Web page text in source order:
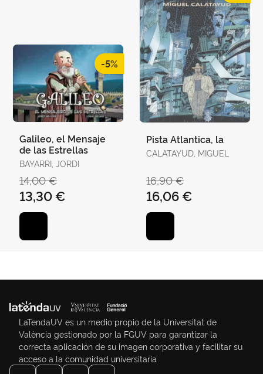
-5%
Galileo, el Mensaje
de las Estrellas
BAYARRI, JORDI
14,00 €
13,30 €
Pista Atlantica, la
CALATAYUD, MIGUEL
16,90 €
16,06 €
LaTendaUV es un medio propio de la Universitat de
València gestionado por la FGUV para garantizar la
correcta aplicación de su imagen corporativa y facilitar su
acceso a la comunidad universitaria